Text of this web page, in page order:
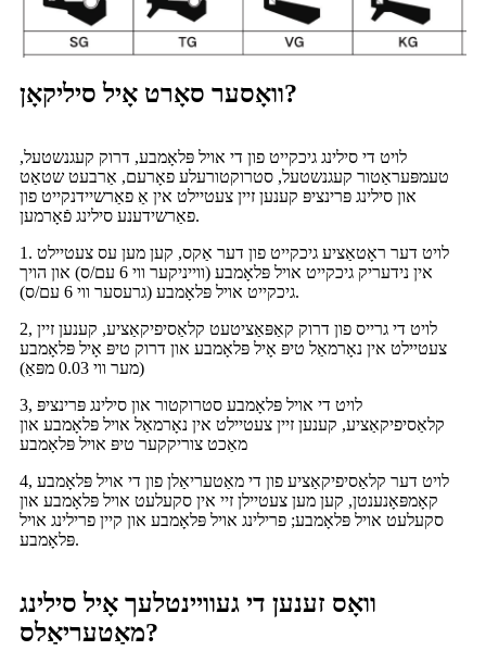
וואָסער סאָרט אָיל סיליקאָן?
לויט די סילינג גיכקייט פון די אויל פּלאָמבע, דרוק קעגנשטעל,
טעמפּעראַטור קעגנשטעל, סטרוקטורעלע פאָרעם, אַרבעט שטאַט
און סילינג פּרינציפּ קענען זיין צעטיילט אין אַ פאַרשיידנקייט פון
פאַרשידענע סילינג פֿאָרמען.
1. לויט דער ראָטאַציע גיכקייט פון דער אַקס, קען מען עס צעטיילט
אין נידעריק גיכקייט אויל פּלאָמבע (ווייניקער ווי 6 עם/ס) און הויך
גיכקייט אויל פּלאָמבע (גרעסער ווי 6 עם/ס).
2, לויט די גרייס פון דרוק קאַפּאַציטעט קלאַסיפיקאַציע, קענען זיין
צעטיילט אין נאָרמאַל טיפּ אָיל פּלאָמבע און דרוק טיפּ אָיל פּלאָמבע
(מער ווי 0.03 מפּאַ)
3, לויט די אויל פּלאָמבע סטרוקטור און סילינג פּרינציפּ
קלאַסיפיקאַציע, קענען זיין צעטיילט אין נאָרמאַל אויל פּלאָמבע און
מאַכט צוריקקער טיפּ אויל פּלאָמבע
4, לויט דער קלאַסיפיקאַציע פון ​​די מאַטעריאַלן פון די אויל פּלאָמבע
קאָמפּאָנענטן, קען מען צעטיילן זיי אין סקעלעט אויל פּלאָמבע און
סקעלעט אויל פּלאָמבע; פרילינג אויל פּלאָמבע און קיין פרילינג אויל
פּלאָמבע.
וואָס זענען די געוויינטלעך אָיל סילינג
מאַטעריאַלס?